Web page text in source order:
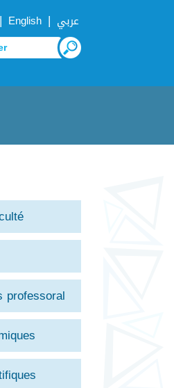
| English | عربي
professoral